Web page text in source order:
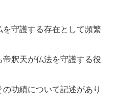
を守護する存在として頻繁
帝釈天が仏法を守護する役
の功績について記述があり